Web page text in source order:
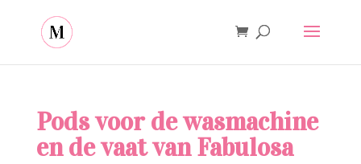
Pods voor de wasmachine
en de vaat van Fabulosa